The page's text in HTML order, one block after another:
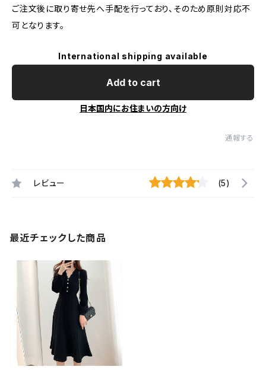
ご注文後に取り寄せ先へ手配を行っており、そのため原則対応不
可となります。
International shipping available
Add to cart
日本国内にお住まいの方向け
通報する
レビュー (5)
最近チェックした商品